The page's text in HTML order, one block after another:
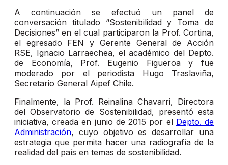
A continuación se efectuó un panel de
conversación titulado “Sostenibilidad y Toma de
Decisiones” en el cual participaron la Prof. Cortina,
el egresado FEN y Gerente General de Acción
RSE, Ignacio Larraechea, el académico del Depto.
de Economía, Prof. Eugenio Figueroa y fue
moderado por el periodista Hugo Traslaviña,
Secretario General Aipef Chile.
Finalmente, la Prof. Reinalina Chavarri, Directora
del Observatorio de Sostenibilidad, presentó esta
iniciativa, creada en junio de 2015 por el Depto. de
Administración, cuyo objetivo es desarrollar una
estrategia que permita hacer una radiografía de la
realidad del país en temas de sostenibilidad.